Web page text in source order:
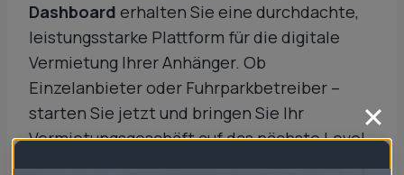
Dashboard erhalten Sie eine durchdachte,
leistungsstarke Plattform für die digitale
Vermietung Ihrer Anhänger. Ob
Einzelanbieter oder Fuhrparkbetreiber –
starten Sie jetzt und bringen Sie Ihr
Vermietungsgeschäft auf das nächste Level.